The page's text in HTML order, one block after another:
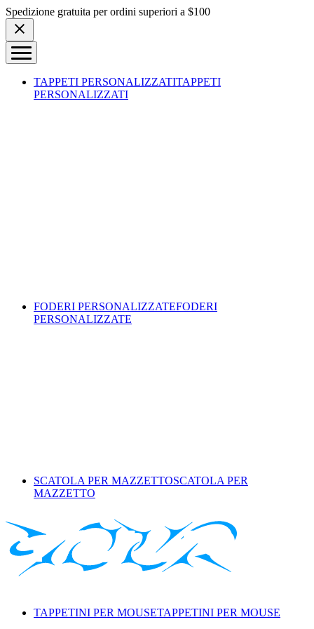
Skip to content
Spedizione gratuita per ordini superiori a $100
TAPPETI PERSONALIZZATITAPPETI
PERSONALIZZATI
FODERI PERSONALIZZATEFODERI
PERSONALIZZATE
SCATOLA PER MAZZETTOSCATOLA PER
MAZZETTO
TAPPETINI PER MOUSETAPPETINI PER MOUSE